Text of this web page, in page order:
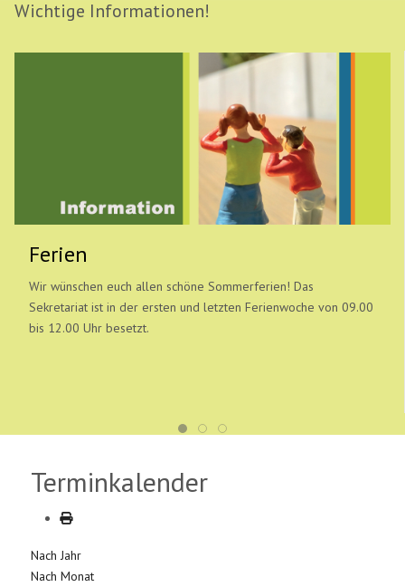
Wichtige Informationen!
Ferien
Wir wünschen euch allen schöne Sommerferien! Das
Sekretariat ist in der ersten und letzten Ferienwoche von 09.00
bis 12.00 Uhr besetzt.
Terminkalender
Nach Jahr
Nach Monat